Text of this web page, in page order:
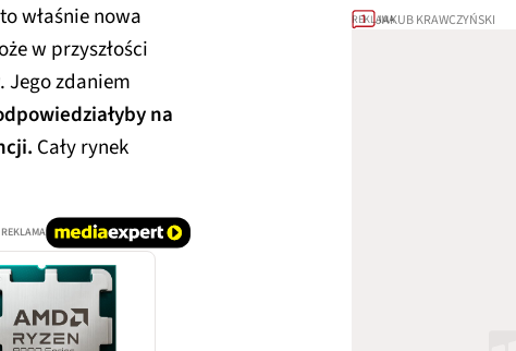
właśnie nowa
w przyszłości
zdaniem
na
Cały rynek
REKLAMA
1 JAKUB KRAWCZYŃSKI